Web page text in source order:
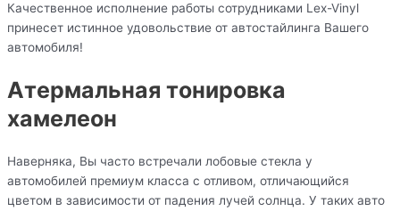
Качественное исполнение работы сотрудниками Lex-Vinyl
принесет истинное удовольствие от автостайлинга Вашего
автомобиля!
Атермальная тонировка
хамелеон
Наверняка, Вы часто встречали лобовые стекла у
автомобилей премиум класса с отливом, отличающийся
цветом в зависимости от падения лучей солнца. У таких авто